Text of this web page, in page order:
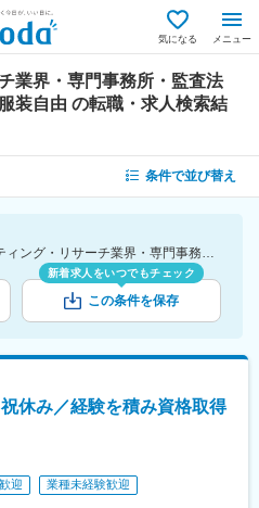
気になる メニュー
業界・専門事務所・監査法
装自由 の転職・求人検索結
条件で並び替え
[勤務地]新潟県 [業種]コンサルティング・リサーチ業界・専門事務所・監査法人・税理士法人 [詳細条件](会社・職場の環境)服装自由
新着求人をいつでもチェック
この条件を保存
休み／経験を積み資格取得
迎 業種未経験歓迎